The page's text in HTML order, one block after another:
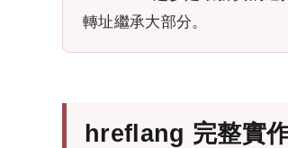
轉址繼承大部分。
hreflang 完整實